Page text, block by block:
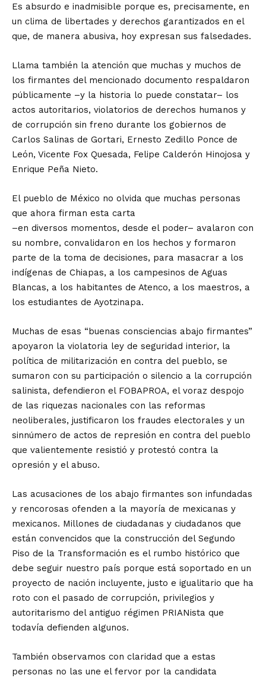
Es absurdo e inadmisible porque es, precisamente, en
un clima de libertades y derechos garantizados en el
que, de manera abusiva, hoy expresan sus falsedades.
Llama también la atención que muchas y muchos de
los firmantes del mencionado documento respaldaron
públicamente –y la historia lo puede constatar– los
actos autoritarios, violatorios de derechos humanos y
de corrupción sin freno durante los gobiernos de
Carlos Salinas de Gortari, Ernesto Zedillo Ponce de
León, Vicente Fox Quesada, Felipe Calderón Hinojosa y
Enrique Peña Nieto.
El pueblo de México no olvida que muchas personas
que ahora firman esta carta
–en diversos momentos, desde el poder– avalaron con
su nombre, convalidaron en los hechos y formaron
parte de la toma de decisiones, para masacrar a los
indígenas de Chiapas, a los campesinos de Aguas
Blancas, a los habitantes de Atenco, a los maestros, a
los estudiantes de Ayotzinapa.
Muchas de esas “buenas consciencias abajo firmantes”
apoyaron la violatoria ley de seguridad interior, la
política de militarización en contra del pueblo, se
sumaron con su participación o silencio a la corrupción
salinista, defendieron el FOBAPROA, el voraz despojo
de las riquezas nacionales con las reformas
neoliberales, justificaron los fraudes electorales y un
sinnúmero de actos de represión en contra del pueblo
que valientemente resistió y protestó contra la
opresión y el abuso.
Las acusaciones de los abajo firmantes son infundadas
y rencorosas ofenden a la mayoría de mexicanas y
mexicanos. Millones de ciudadanas y ciudadanos que
están convencidos que la construcción del Segundo
Piso de la Transformación es el rumbo histórico que
debe seguir nuestro país porque está soportado en un
proyecto de nación incluyente, justo e igualitario que ha
roto con el pasado de corrupción, privilegios y
autoritarismo del antiguo régimen PRIANista que
todavía defienden algunos.
También observamos con claridad que a estas
personas no las une el fervor por la candidata